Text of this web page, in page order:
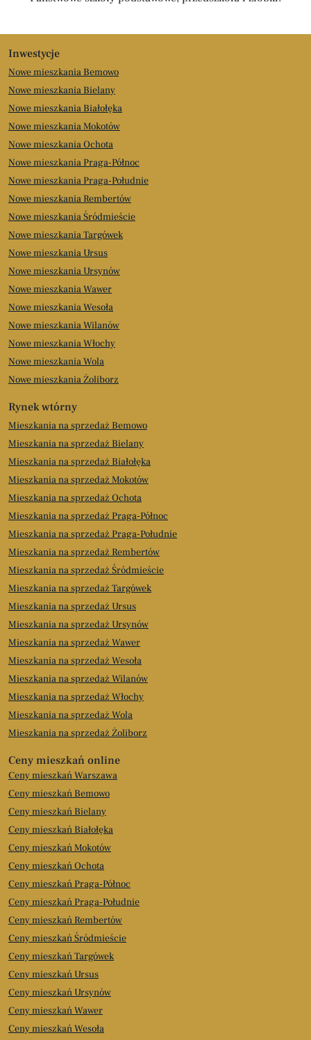
Inwestycje
Nowe mieszkania Bemowo
Nowe mieszkania Bielany
Nowe mieszkania Białołęka
Nowe mieszkania Mokotów
Nowe mieszkania Ochota
Nowe mieszkania Praga-Północ
Nowe mieszkania Praga-Południe
Nowe mieszkania Rembertów
Nowe mieszkania Śródmieście
Nowe mieszkania Targówek
Nowe mieszkania Ursus
Nowe mieszkania Ursynów
Nowe mieszkania Wawer
Nowe mieszkania Wesoła
Nowe mieszkania Wilanów
Nowe mieszkania Włochy
Nowe mieszkania Wola
Nowe mieszkania Żoliborz
Rynek wtórny
Mieszkania na sprzedaż Bemowo
Mieszkania na sprzedaż Bielany
Mieszkania na sprzedaż Białołęka
Mieszkania na sprzedaż Mokotów
Mieszkania na sprzedaż Ochota
Mieszkania na sprzedaż Praga-Północ
Mieszkania na sprzedaż Praga-Południe
Mieszkania na sprzedaż Rembertów
Mieszkania na sprzedaż Śródmieście
Mieszkania na sprzedaż Targówek
Mieszkania na sprzedaż Ursus
Mieszkania na sprzedaż Ursynów
Mieszkania na sprzedaż Wawer
Mieszkania na sprzedaż Wesoła
Mieszkania na sprzedaż Wilanów
Mieszkania na sprzedaż Włochy
Mieszkania na sprzedaż Wola
Mieszkania na sprzedaż Żoliborz
Ceny mieszkań online
Ceny mieszkań Warszawa
Ceny mieszkań Bemowo
Ceny mieszkań Bielany
Ceny mieszkań Białołęka
Ceny mieszkań Mokotów
Ceny mieszkań Ochota
Ceny mieszkań Praga-Północ
Ceny mieszkań Praga-Południe
Ceny mieszkań Rembertów
Ceny mieszkań Śródmieście
Ceny mieszkań Targówek
Ceny mieszkań Ursus
Ceny mieszkań Ursynów
Ceny mieszkań Wawer
Ceny mieszkań Wesoła